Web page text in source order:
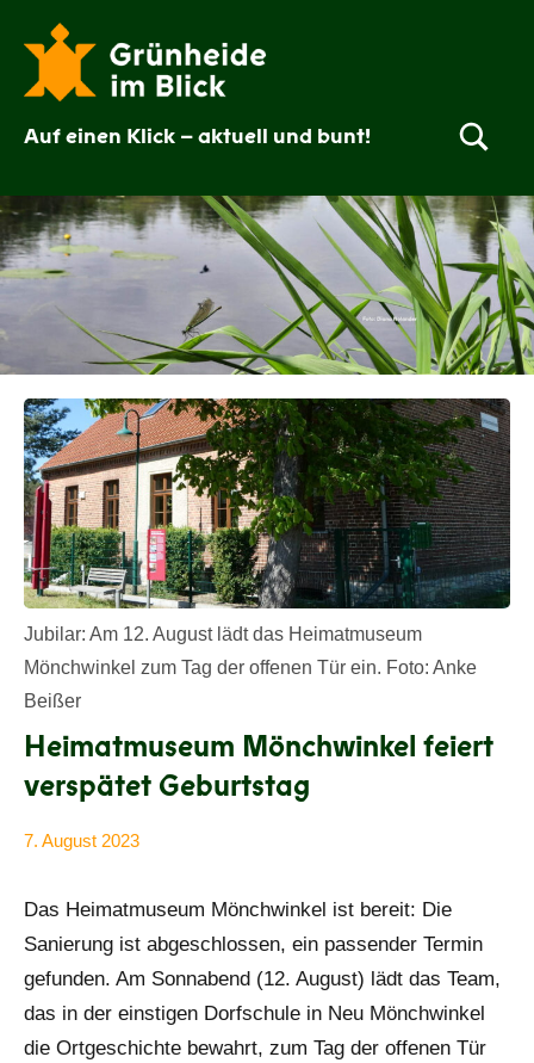
Inhalt
springen
Grünheide
im
Blick
Auf einen Klick – aktuell und bunt!
Jubilar: Am 12. August lädt das Heimatmuseum
Mönchwinkel zum Tag der offenen Tür ein. Foto: Anke
Beißer
Heimatmuseum Mönchwinkel feiert
verspätet Geburtstag
7. August 2023
Das Heimatmuseum Mönchwinkel ist bereit: Die
Sanierung ist abgeschlossen, ein passender Termin
gefunden. Am Sonnabend (12. August) lädt das Team,
das in der einstigen Dorfschule in Neu Mönchwinkel
die Ortgeschichte bewahrt, zum Tag der offenen Tür